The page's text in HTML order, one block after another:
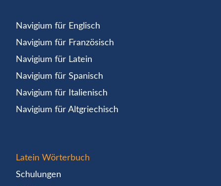
Navigium für Englisch
Navigium für Französisch
Navigium für Latein
Navigium für Spanisch
Navigium für Italienisch
Navigium für Altgriechisch
Latein Wörterbuch
Schulungen